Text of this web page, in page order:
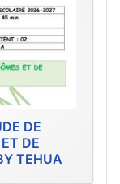
DE
DE
TEHUA